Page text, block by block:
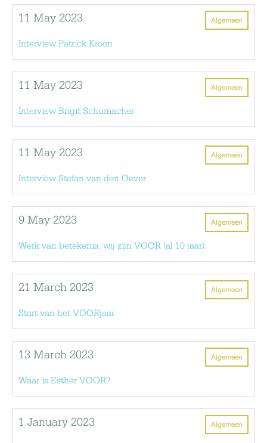
Algemeen
11 May 2023
Interview Patrick Kroon
Algemeen
11 May 2023
Interview Brigit Schumacher
Algemeen
11 May 2023
Interview Stefan van den Oever
Algemeen
9 May 2023
Werk van betekenis, wij zijn VOOR (al 10 jaar).
Algemeen
21 March 2023
Start van het VOORjaar
Algemeen
13 March 2023
Waar is Esther VOOR?
Algemeen
1 January 2023